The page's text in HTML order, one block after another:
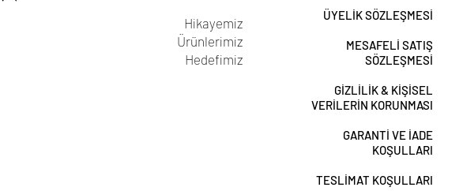
Hikayemiz
Ürünlerimiz
Hedefimiz
ÜYELİK SÖZLEŞMESİ
MESAFELİ SATIŞ
SÖZLEŞMESİ
GİZLİLİK & KİŞİSEL
VERİLERİN KORUNMASI
GARANTİ VE İADE
KOŞULLARI
TESLİMAT KOŞULLARI